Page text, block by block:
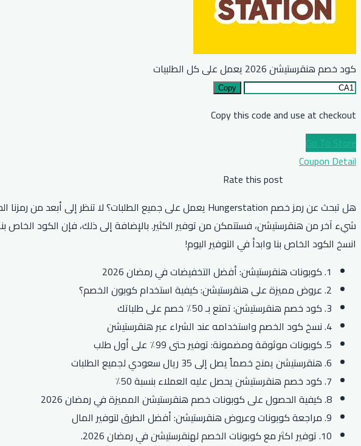
كود خصم هنقرستيشن 2026 يعمل على كل الطلبيات
Copy
Copy this code and use at checkout
Go To Store
Coupon Detail
Rate this post
انسخ الكود الخاص بنا وابدأ في التوفير اليوم!
1. كوبونات هنقرستيشن: أفضل التخفيضات في رمضان 2026
2. عروض مميزة على هنقرستيشن: كيفية استخدام كوبون الخصم؟
3. كود خصم هنقرستيشن: تمتع بـ 50٪ خصم على طلباتك
4. نسخ كود الخصم واستخدامه عند الشراء عبر هنقرستيشن
5. كوبونات موثوقة ومضمونة: توفير حتى 99٪ على أول طلب
6. هنقرستيشن يمنح خصماً يصل إلى 35 ريال سعودي لجميع الطلبات
7. كود خصم هنقرستيشن يحصل عليه العملاء بنسبة 50٪
8. كيفية الحصول على كوبونات خصم هنقرستيشن المميزة في رمضان 2026
9. مراجعة كوبونات وعروض هنقرستيشن: أفضل الطرق لتوفير المال
10. توفير اكثر مع كوبونات الخصم لهنقرستيشن في رمضان 2026.